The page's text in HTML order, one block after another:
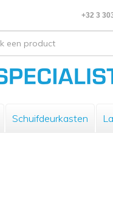
+32 3
Schuifdeurkasten